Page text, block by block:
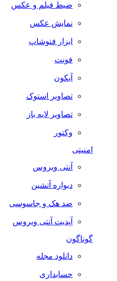
ضبط فيلم و عكس
نمایش عکس
ابزار فتوشاپ
فونت
آیکون
تصاویر استوک
تصاویر لایه باز
وکتور
امنیتی
آنتی ویروس
دیواره آتشین
ضد هک و جاسوسی
آپدیت آنتی ویروس
گوناگون
دانلود مجله
حسابداری